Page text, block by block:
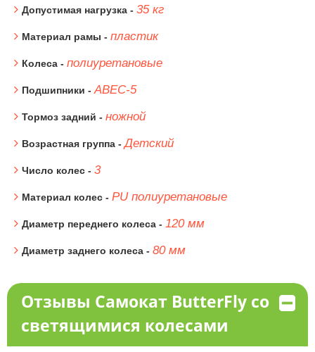
Допустимая нагрузка - 35 кг
Материал рамы - пластик
Колеса - полиуретановые
Подшипники - АВЕС-5
Тормоз задний - ножной
Возрастная группа -Детский
Число колес - 3
Материал колес - PU полиуретановые
Диаметр переднего колеса - 120 мм
Диаметр заднего колеса - 80 мм
Отзывы Самокат ButterFly со
светящимися колесами